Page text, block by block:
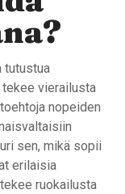
tutustua
tekee vierailusta
nopeiden
sen, mikä sopii
erilaisia
ruokailusta